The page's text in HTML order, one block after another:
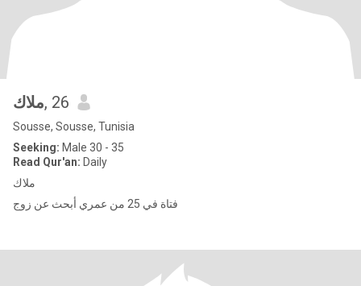
ملاك, 26
Sousse, Sousse, Tunisia
Seeking: Male 30 - 35
Read Qur'an: Daily
ملاك
فتاة في 25 من عمري أبحث عن زوج